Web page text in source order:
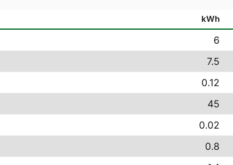
kWh
6
7.5
0.12
45
0.02
0.8